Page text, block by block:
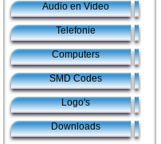
Audio en Video
Telefonie
Computers
SMD Codes
Logo's
Downloads